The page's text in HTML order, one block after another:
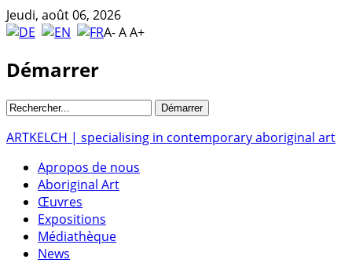
Jeudi, août 06, 2026
A-AA+
Démarrer
ARTKELCH | specialising in contemporary aboriginal art
Apropos de nous
Aboriginal Art
Œuvres
Expositions
Médiathèque
News